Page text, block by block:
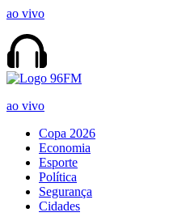
ao vivo
ao vivo
Copa 2026
Economia
Esporte
Política
Segurança
Cidades